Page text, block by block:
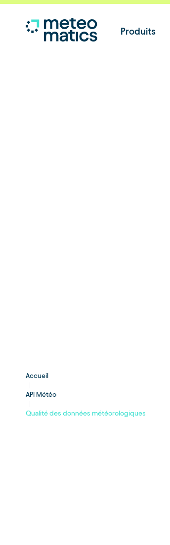
Produits
Accueil
API Météo
Qualité des données météorologiques